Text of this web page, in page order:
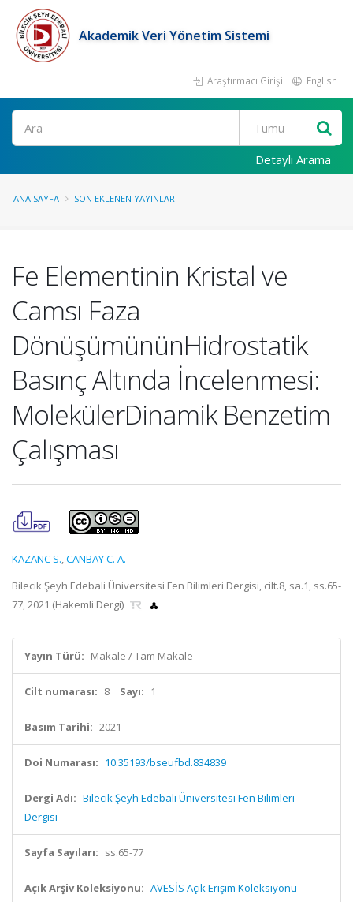
Akademik Veri Yönetim Sistemi
Araştırmacı Girişi English
Ara
Detaylı Arama
ANA SAYFA SON EKLENEN YAYINLAR
Fe Elementinin Kristal ve
Camsı Faza
DönüşümününHidrostatik
Basınç Altında İncelenmesi:
MolekülerDinamik Benzetim
Çalışması
KAZANC S.,CANBAY C. A.
Bilecik Şeyh Edebali Üniversitesi Fen Bilimleri Dergisi, cilt.8, sa.1, ss.65-
77, 2021 (Hakemli Dergi)
Yayın Türü: Makale / Tam Makale
Cilt numarası: 8 Sayı: 1
Basım Tarihi: 2021
Doi Numarası: 10.35193/bseufbd.834839
Dergi Adı: Bilecik Şeyh Edebali Üniversitesi Fen Bilimleri
Dergisi
Sayfa Sayıları: ss.65-77
Açık Arşiv Koleksiyonu: AVESİS Açık Erişim Koleksiyonu